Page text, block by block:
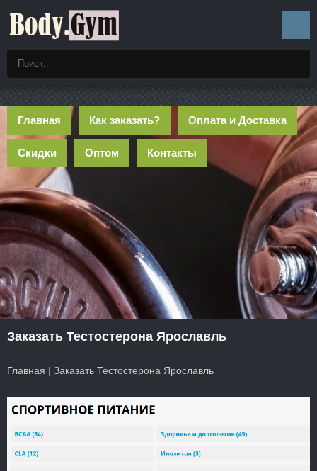
Главная Как заказать? Оплата и Доставка
Скидки Оптом Контакты
Заказать Тестостерона Ярославль
Главная | Заказать Тестостерона Ярославль